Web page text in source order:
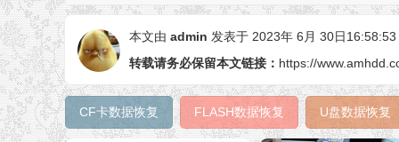
本文由 admin 发表于 2023年 6月 30日16:58:53
转载请务必保留本文链接： https://
CF卡数据恢复 FLASH数据恢复 U盘数据恢复